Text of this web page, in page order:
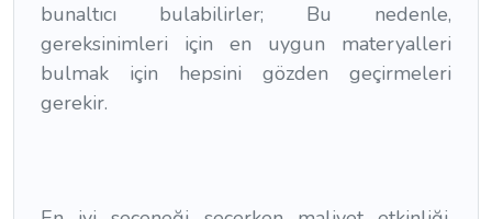
bunaltıcı bulabilirler; Bu nedenle,
gereksinimleri için en uygun materyalleri
bulmak için hepsini gözden geçirmeleri
gerekir.